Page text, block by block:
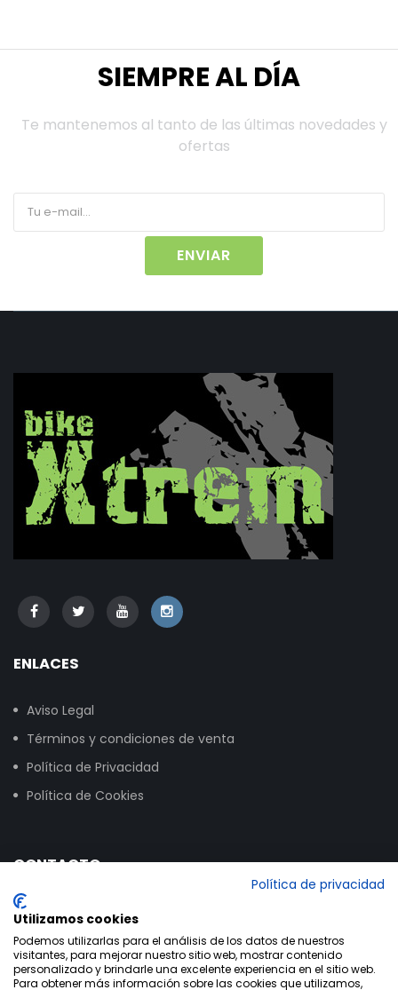
SIEMPRE AL DÍA
Te mantenemos al tanto de las últimas novedades y
ofertas
ENVIAR
ENLACES
Aviso Legal
Términos y condiciones de venta
Política de Privacidad
Política de Cookies
CONTACTO
Calle Vitoria, 258, NAVE 16, 09007 Burgos
+34 947 24 00 03
info@bikextrem.com
Política de privacidad
Utilizamos cookies
Podemos utilizarlas para el análisis de los datos de nuestros
visitantes, para mejorar nuestro sitio web, mostrar contenido
personalizado y brindarle una excelente experiencia en el sitio web.
Para obtener más información sobre las cookies que utilizamos,